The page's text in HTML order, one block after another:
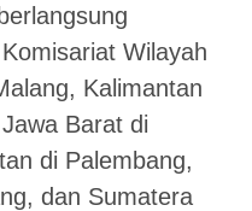
Wilayah
Kalimantan
Barat di
di Palembang,
dan Sumatera